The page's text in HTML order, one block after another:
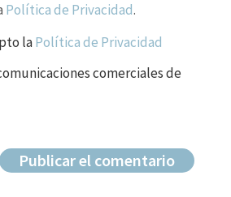
Política de Privacidad.
laPolítica de Privacidad
comerciales de